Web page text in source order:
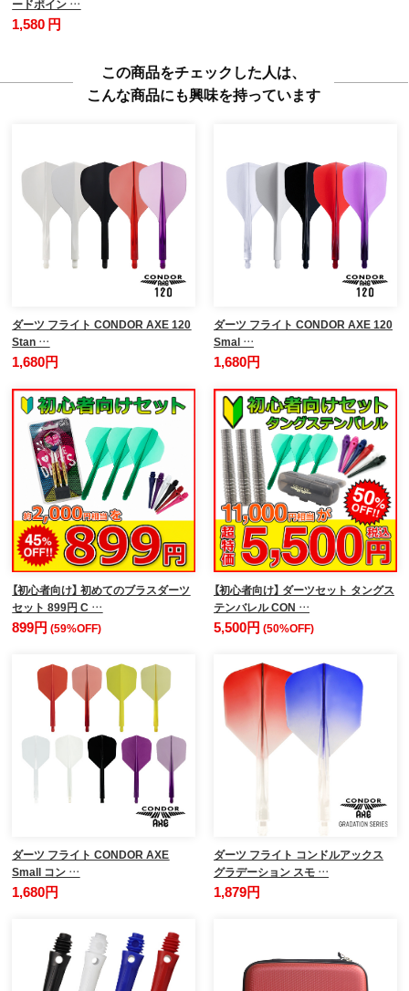
ードポイン …
1,580 円
この商品をチェックした人は、
こんな商品にも興味を持っています
ダーツ フライト CONDOR AXE 120
Stan …
1,680円
ダーツ フライト CONDOR AXE 120
Smal …
1,680円
【初心者向け】 初めてのブラスダーツ
セット 899円 C …
899円(59%OFF)
【初心者向け】 ダーツセット タングス
テンバレル CON …
5,500円 (50%OFF)
ダーツ フライト CONDOR AXE
Small コン …
1,680円
ダーツ フライト コンドルアックス
グラデーション スモ …
1,879円